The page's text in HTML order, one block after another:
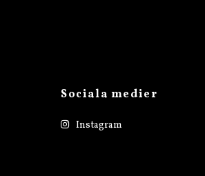
Sociala medier
Instagram